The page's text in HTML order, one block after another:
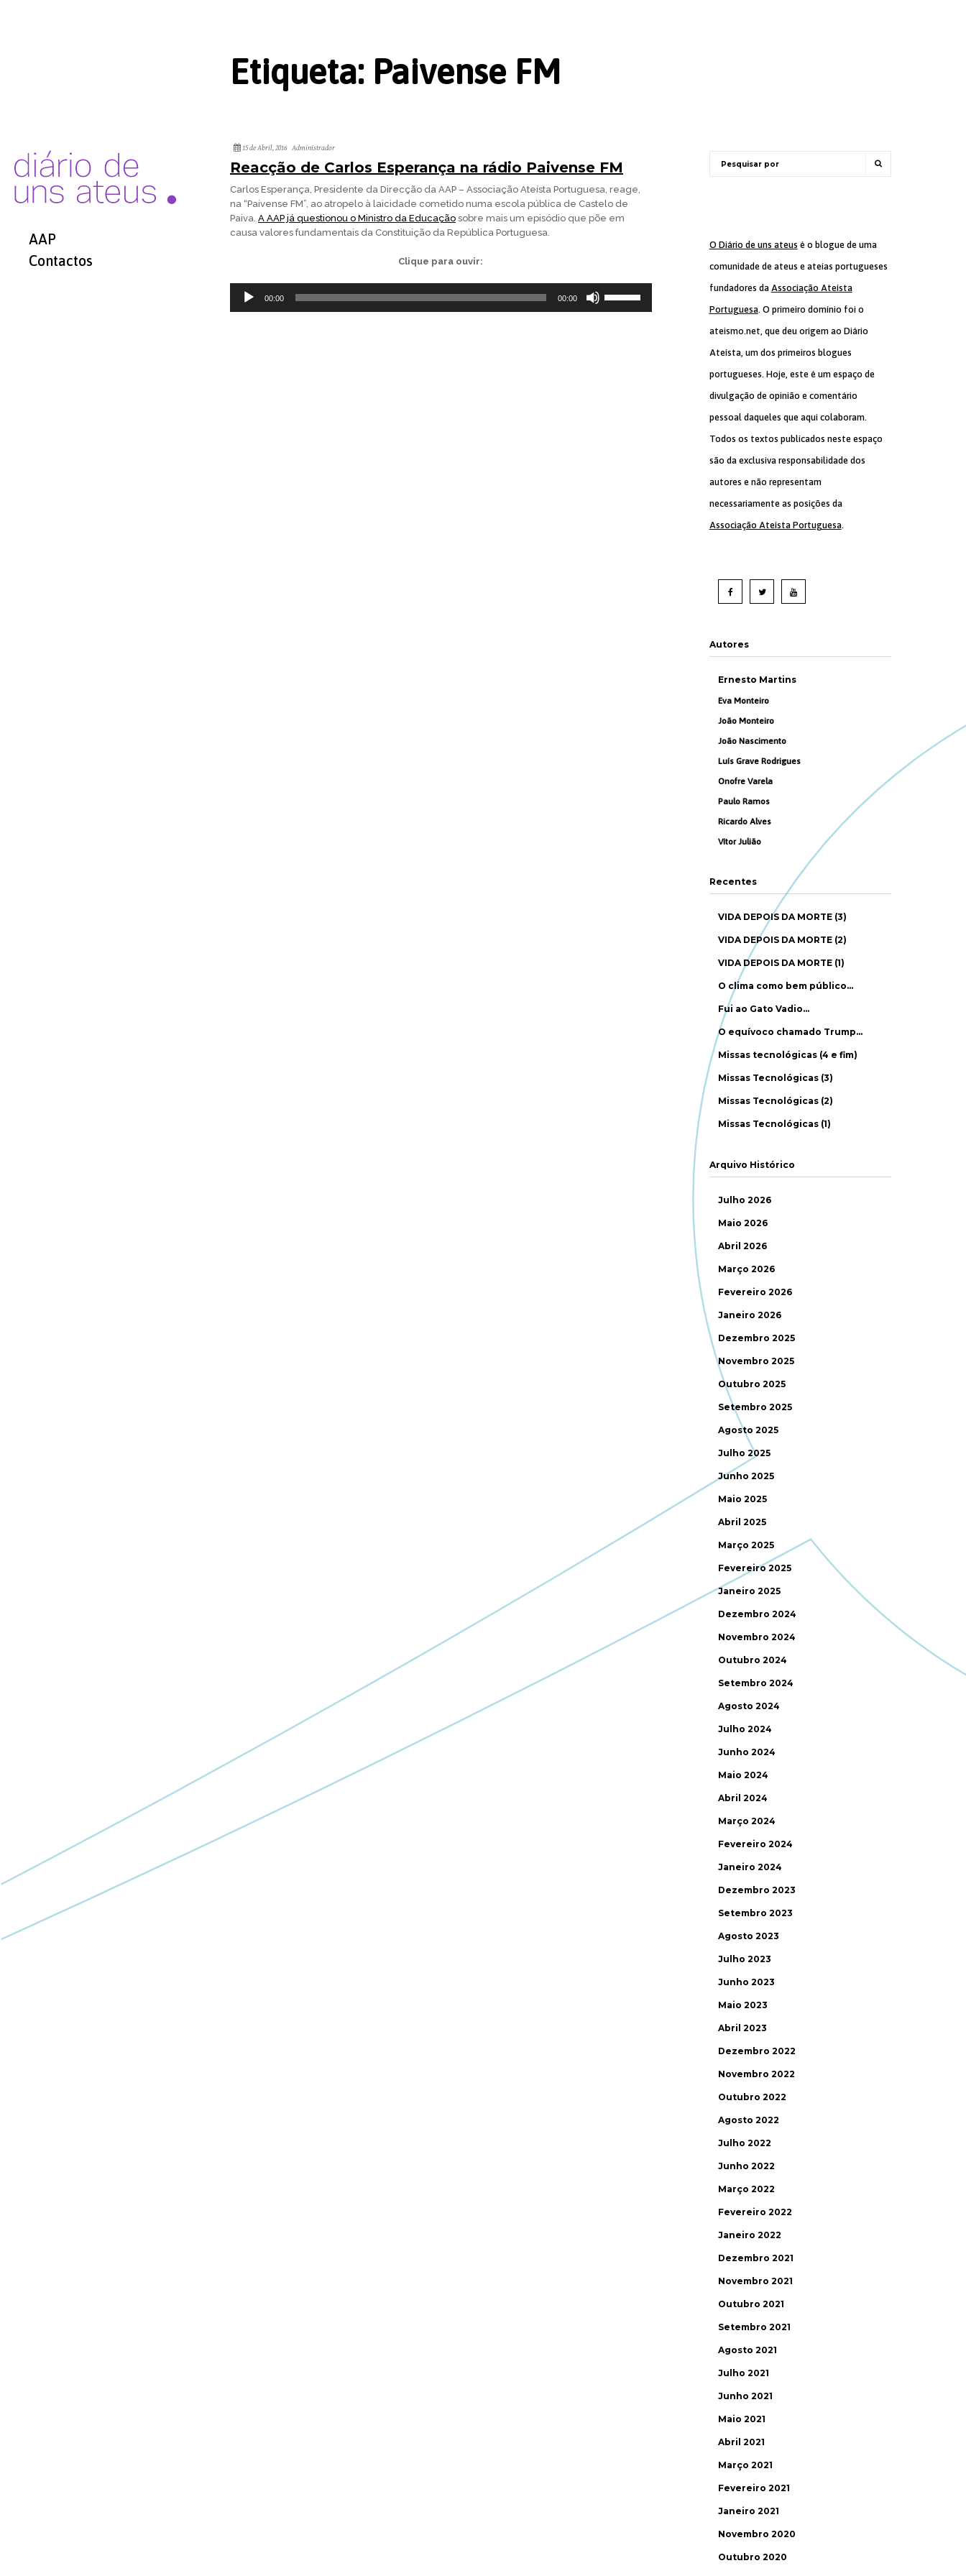
AAP
Contactos
Etiqueta: Paivense FM
15 de Abril, 2016 Administrador
Reacção de Carlos Esperança na rádio Paivense FM
Carlos Esperança, Presidente da Direcção da AAP – Associação Ateísta Portuguesa, reage,
na “Paivense FM”, ao atropelo à laicidade cometido numa escola pública de Castelo de
Paiva. A AAP já questionou o Ministro da Educação sobre mais um episódio que põe em
causa valores fundamentais da Constituição da República Portuguesa.
Clique para ouvir:
Reprodutor
00:00 00:00
O Diário de uns ateus é o blogue de uma
comunidade de ateus e ateias portugueses
fundadores da Associação Ateísta
Portuguesa. O primeiro domínio foi o
ateismo.net, que deu origem ao Diário
Ateísta, um dos primeiros blogues
portugueses. Hoje, este é um espaço de
divulgação de opinião e comentário
pessoal daqueles que aqui colaboram.
Todos os textos publicados neste espaço
são da exclusiva responsabilidade dos
autores e não representam
necessariamente as posições da
Associação Ateísta Portuguesa.
Autores
Ernesto Martins
Eva Monteiro
João Monteiro
João Nascimento
Luís Grave Rodrigues
Onofre Varela
Paulo Ramos
Ricardo Alves
Vítor Julião
Recentes
VIDA DEPOIS DA MORTE (3)
VIDA DEPOIS DA MORTE (2)
VIDA DEPOIS DA MORTE (1)
O clima como bem público…
Fui ao Gato Vadio…
O equívoco chamado Trump…
Missas tecnológicas (4 e fim)
Missas Tecnológicas (3)
Missas Tecnológicas (2)
Missas Tecnológicas (1)
Arquivo Histórico
Julho 2026
Maio 2026
Abril 2026
Março 2026
Fevereiro 2026
Janeiro 2026
Dezembro 2025
Novembro 2025
Outubro 2025
Setembro 2025
Agosto 2025
Julho 2025
Junho 2025
Maio 2025
Abril 2025
Março 2025
Fevereiro 2025
Janeiro 2025
Dezembro 2024
Novembro 2024
Outubro 2024
Setembro 2024
Agosto 2024
Julho 2024
Junho 2024
Maio 2024
Abril 2024
Março 2024
Fevereiro 2024
Janeiro 2024
Dezembro 2023
Setembro 2023
Agosto 2023
Julho 2023
Junho 2023
Maio 2023
Abril 2023
Dezembro 2022
Novembro 2022
Outubro 2022
Agosto 2022
Julho 2022
Junho 2022
Março 2022
Fevereiro 2022
Janeiro 2022
Dezembro 2021
Novembro 2021
Outubro 2021
Setembro 2021
Agosto 2021
Julho 2021
Junho 2021
Maio 2021
Abril 2021
Março 2021
Fevereiro 2021
Janeiro 2021
Novembro 2020
Outubro 2020